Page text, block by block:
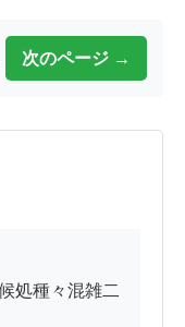
次のページ →